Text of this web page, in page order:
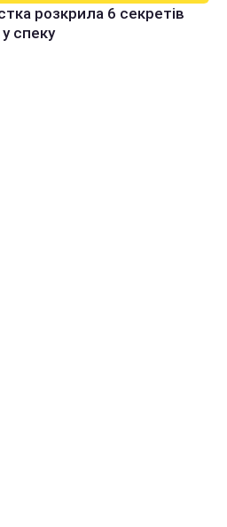
розкрила 6 секретів
спеку